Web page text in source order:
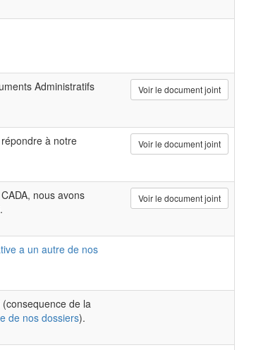
Administratifs
Voir le document joint
à notre
Voir le document joint
nous avons
Voir le document joint
a un autre de nos
de la
de nos dossiers).